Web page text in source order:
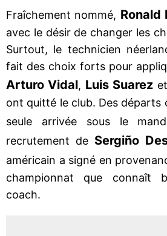
Fraîchement nommé, Ronald
avec le désir de changer les
Surtout, le technicien
fait des choix forts pour
Arturo Vidal, Luis Suarez et
ont quitté le club. Des départs
seule arrivée sous le
recrutement de Sergiño
américain a signé en
championnat que connaît
coach.